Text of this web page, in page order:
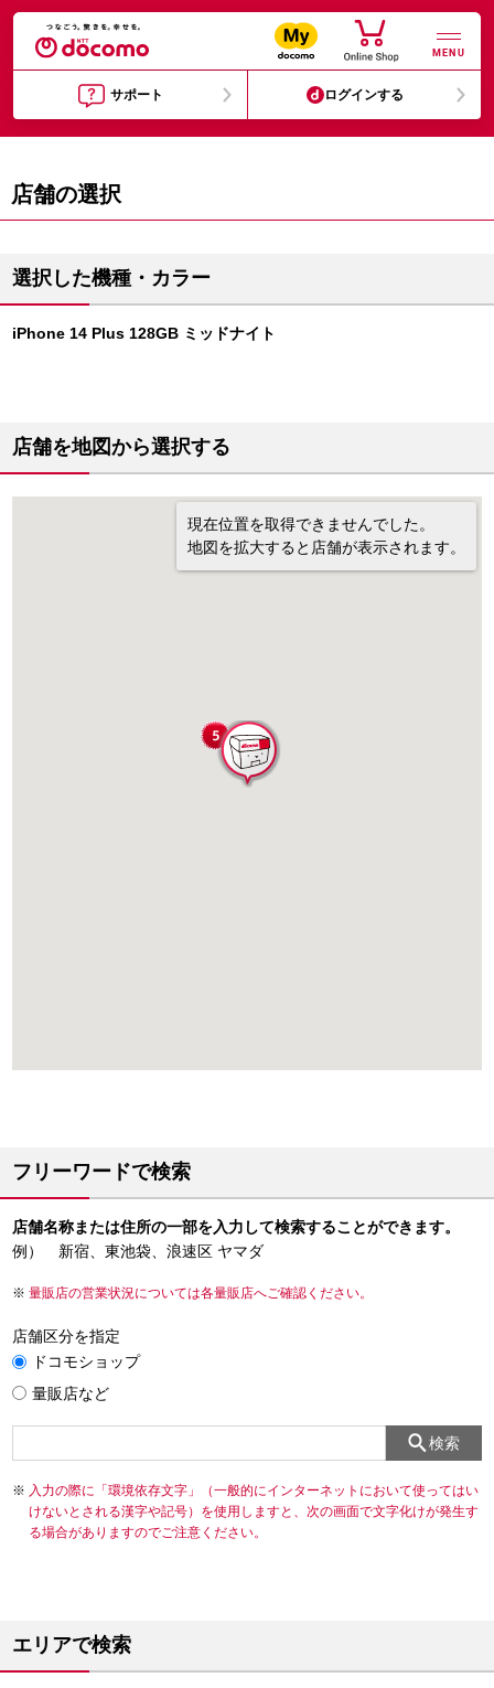
MENU
サポート ログインする
店舗の選択
選択した機種・カラー
iPhone 14 Plus 128GB ミッドナイト
店舗を地図から選択する
現在位置を取得できませんでした。
地図を拡大すると店舗が表示されます。
フリーワードで検索
店舗名称または住所の一部を入力して検索することができます。
例） 新宿、東池袋、浪速区 ヤマダ
量販店の営業状況については各量販店へご確認ください。
店舗区分を指定
ドコモショップ
量販店など
検索
入力の際に「環境依存文字」（一般的にインターネットにおいて使ってはい
けないとされる漢字や記号）を使用しますと、次の画面で文字化けが発生す
る場合がありますのでご注意ください。
エリアで検索